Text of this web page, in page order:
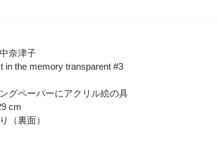
奈津子
in the memory transparent #3
グペーパーにアクリル絵の具
cm
（裏面）